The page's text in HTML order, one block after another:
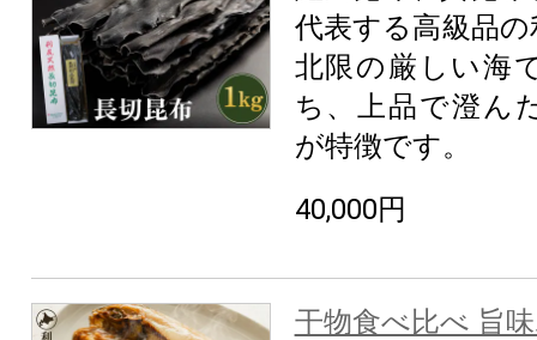
代表する高級品
北限の厳しい海
ち、上品で澄ん
が特徴です。
40,000円
干物食べ比べ 旨